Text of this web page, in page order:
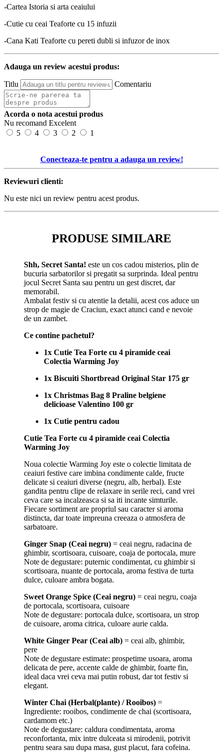
-Cartea Istoria si arta ceaiului
-Cutie cu ceai Teaforte cu 15 infuzii
-Cana Kati Teaforte cu pereti dubli si infuzor de inox
Adauga un review acestui produs:
Titlu Comentariu
Acorda o nota acestui produs
Nu recomand Excelent
5
4 3 2 1
Conecteaza-te pentru a adauga un review!
Reviewuri clienti:
Nu este nici un review pentru acest produs.
PRODUSE SIMILARE
Shh, Secret Santa! este un cos cadou misterios, plin de
bucuria sarbatorilor si pregatit sa surprinda. Ideal pentru
jocul Secret Santa sau pentru un gest discret, dar
memorabil.
Ambalat festiv si cu atentie la detalii, acest cos aduce un
strop de magie de Craciun, exact atunci cand e nevoie
de un zambet.
Ce contine pachetul?
1x Cutie Tea Forte cu 4 piramide ceai
Colectia Warming Joy
1x Biscuiti Shortbread Original Star 175 gr
1x Christmas Bag 8 Praline belgiene
delicioase Valentino 100 gr
1x Cutie pentru cadou
Cutie Tea Forte cu 4 piramide ceai Colectia
Warming Joy
Noua colectie Warming Joy este o colectie limitata de
ceaiuri festive care imbina condimente calde, fructe
delicate si ceaiuri diverse (negru, alb, herbal). Este
gandita pentru clipe de relaxare in serile reci, cand vrei
ceva care sa incalzeasca si sa iti incante simturile.
Fiecare sortiment are propriul sau caracter si aroma
distincta, dar toate impreuna creeaza o atmosfera de
sarbatoare.
Ginger Snap (Ceai negru) = ceai negru, radacina de
ghimbir, scortisoara, cuisoare, coaja de portocala, mure
Note de degustare: puternic condimentat, cu ghimbir si
scortisoara, nuante de portocala, aroma festiva de turta
dulce, culoare ambra bogata.
Sweet Orange Spice (Ceai negru) = ceai negru, coaja
de portocala, scortisoara, cuisoare
Note de degustare: portocala dulce, scortisoara, un strop
de cuisoare, aroma citrica, culoare aurie calda.
White Ginger Pear (Ceai alb) = ceai alb, ghimbir,
pere
Note de degustare estimate: prospetime usoara, aroma
delicata de pere, accente calde de ghimbir, foarte fin,
ideal daca vrei ceva mai putin robust, dar tot festiv si
elegant.
Winter Chai (Herbal(plante) / Rooibos) =
Ingrediente: rooibos, condimente de chai (scortisoara,
cardamom etc.)
Note de degustare: caldura condimentata, aroma
reconfortanta, mix intre dulceata si mirodenii, potrivit
pentru seara sau dupa masa, gust placut, fara cofeina.